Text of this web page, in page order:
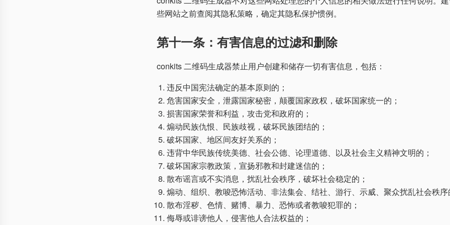
些网站之前查阅其隐私策略，确定其隐私保护惯例。
第十一条：有害信息的过滤和删除
conkits 二维码生成器禁止用户创建和储存一切有害信息，包括：
违反中国宪法确定的基本原则的；
危害国家安全，泄露国家秘密，颠覆国家政权，破坏国家统一的；
损害国家荣誉和利益，攻击党和政府的；
煽动民族仇恨、民族歧视，破坏民族团结的；
破坏国家、地区间友好关系的；
违背中华民族传统美德、社会公德、论理道德、以及社会主义精神文明的；
破坏国家宗教政策，宣扬邪教和封建迷信的；
散布谣言或不实消息，扰乱社会秩序，破坏社会稳定的；
煽动、组织、教唆恐怖活动、非法集会、结社、游行、示威、聚众扰乱社会秩序
散布淫秽、色情、赌博、暴力、恐怖或者教唆犯罪的；
侮辱或诽谤他人，侵害他人合法权益的；